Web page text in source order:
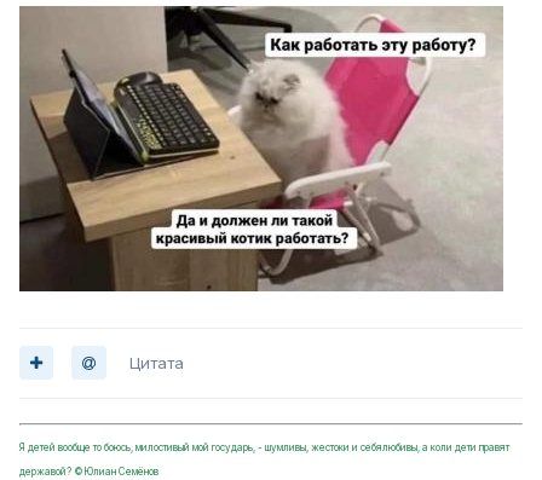
Цитата
Я детей вообще то боюсь, милостивый мой государь, - шумливы, жестоки и себялюбивы, а коли дети правят
державой? ©Юлиан Семёнов